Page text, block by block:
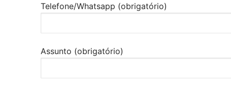
Telefone/Whatsapp (obrigatório)
Assunto (obrigatório)